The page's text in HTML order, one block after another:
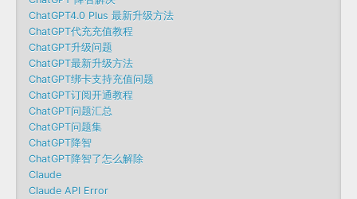
ChatGPT4.0 Plus 最新升级方法
ChatGPT代充充值教程
ChatGPT升级问题
ChatGPT最新升级方法
ChatGPT绑卡支持充值问题
ChatGPT订阅开通教程
ChatGPT问题汇总
ChatGPT问题集
ChatGPT降智
ChatGPT降智了怎么解除
Claude
Claude API Error